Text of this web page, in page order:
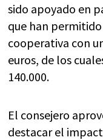
sido apoyado en
que han
cooperativa con
euros, de los
140.000.
El consejero
destacar el